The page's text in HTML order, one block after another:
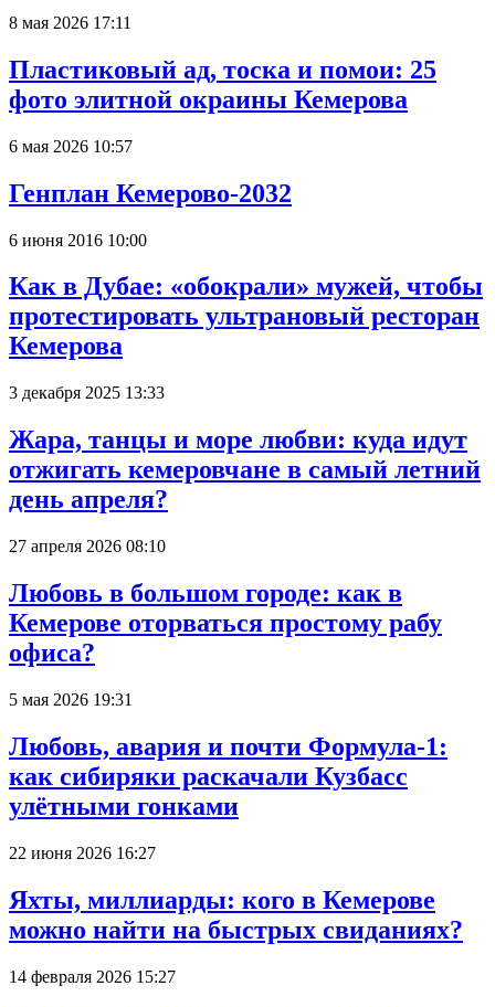
8 мая 2026 17:11
Пластиковый ад, тоска и помои: 25
фото элитной окраины Кемерова
6 мая 2026 10:57
Генплан Кемерово-2032
6 июня 2016 10:00
Как в Дубае: «обокрали» мужей, чтобы
протестировать ультрановый ресторан
Кемерова
3 декабря 2025 13:33
Жара, танцы и море любви: куда идут
отжигать кемеровчане в самый летний
день апреля?
27 апреля 2026 08:10
Любовь в большом городе: как в
Кемерове оторваться простому рабу
офиса?
5 мая 2026 19:31
Любовь, авария и почти Формула-1:
как сибиряки раскачали Кузбасс
улётными гонками
22 июня 2026 16:27
Яхты, миллиарды: кого в Кемерове
можно найти на быстрых свиданиях?
14 февраля 2026 15:27